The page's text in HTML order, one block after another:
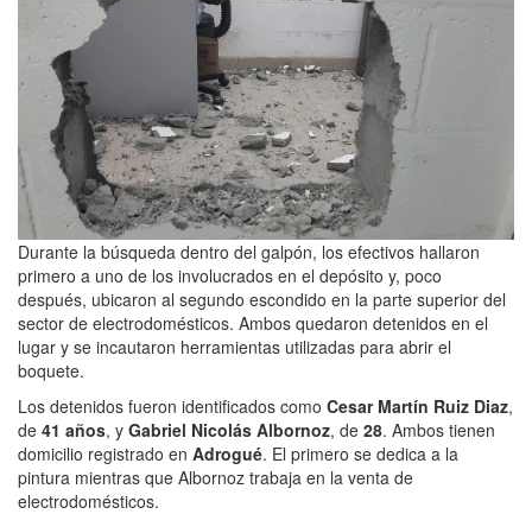
Durante la búsqueda dentro del galpón, los efectivos hallaron
primero a uno de los involucrados en el depósito y, poco
después, ubicaron al segundo escondido en la parte superior del
sector de electrodomésticos. Ambos quedaron detenidos en el
lugar y se incautaron herramientas utilizadas para abrir el
boquete.
Los detenidos fueron identificados como Cesar Martín Ruiz Diaz,
de 41 años, y Gabriel Nicolás Albornoz, de 28. Ambos tienen
domicilio registrado en Adrogué. El primero se dedica a la
pintura mientras que Albornoz trabaja en la venta de
electrodomésticos.